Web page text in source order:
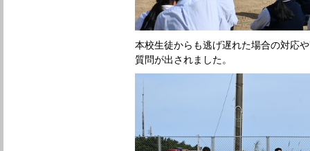
本校生徒からも逃げ遅れた場合の対応
質問が出されました。